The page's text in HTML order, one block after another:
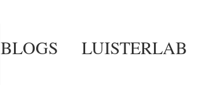
BLOGS LUISTERLAB